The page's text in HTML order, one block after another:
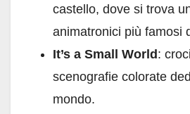
castello, dove si trova
animatronici più famosi
It’s a Small World :
scenografie colorate
mondo.